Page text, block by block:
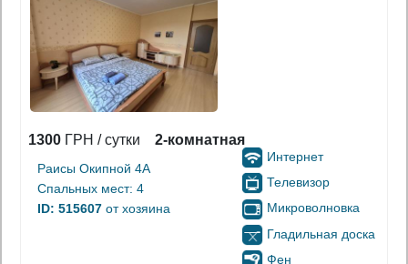
1300 ГРН / сутки 2-комнатная
Раисы Окипной 4А
Спальных мест: 4
ID: 515607 от хозяина
Интернет
Телевизор
Микроволновка
Гладильная доска
Фен